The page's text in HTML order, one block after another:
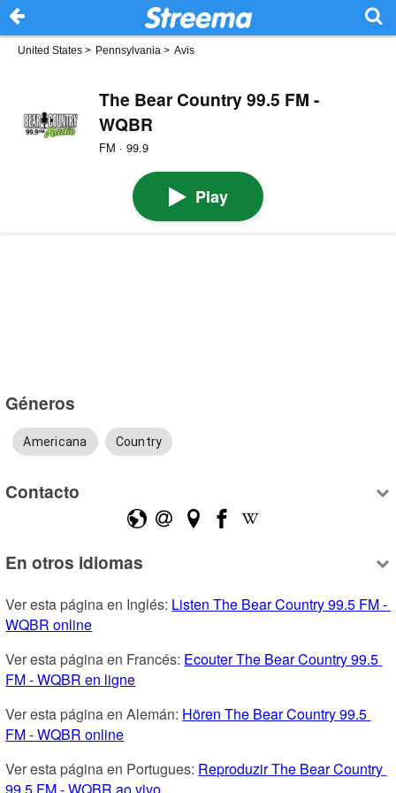
United States > Pennsylvania > Avis
The Bear Country 99.5 FM -
WQBR
FM · 99.9
Play
Géneros
Americana Country
Contacto
En otros idiomas
Ver esta página en Inglés: Listen The Bear Country 99.5 FM -
WQBR online
Ver esta página en Francés: Ecouter The Bear Country 99.5
FM - WQBR en ligne
Ver esta página en Alemán: Hören The Bear Country 99.5
FM - WQBR online
Ver esta página en Portugues: Reproduzir The Bear Country
99.5 FM - WQBR ao vivo